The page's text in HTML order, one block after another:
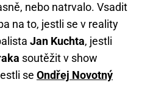
nebo natrvalo. Vsadit
na to, jestli se v reality
Jan Kuchta, jestli
soutěžit v show
se Ondřej Novotný